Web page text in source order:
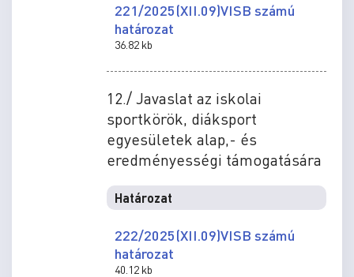
221/2025(XII.09)VISB számú
határozat
36.82 kb
12./ Javaslat az iskolai
sportkörök, diáksport
egyesületek alap,- és
eredményességi támogatására
Határozat
222/2025(XII.09)VISB számú
határozat
40.12 kb